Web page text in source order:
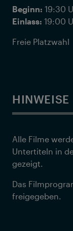
Beginn: 19:30
Einlass: 19:00
Freie Platzwahl
HINWEISE
Alle Filme
Untertiteln in
gezeigt.
Das
freigegeben.